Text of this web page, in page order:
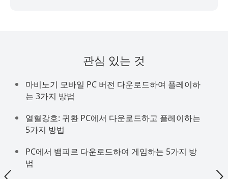
관심 있는 것
마비노기 모바일 PC 버전 다운로드하여 플레이하
는 3가지 방법
열혈강호: 귀환 PC에서 다운로드하고 플레이하는
5가지 방법
PC에서 뱀피르 다운로드하여 게임하는 5가지 방
법